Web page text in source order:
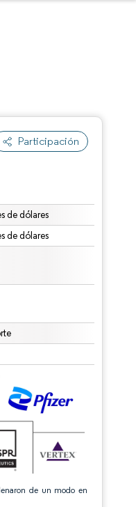
Participación
de dólares
de dólares
de un modo en
CC BY 4.0.